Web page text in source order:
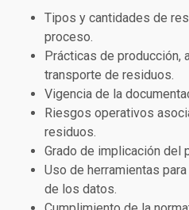
Tipos y cantidades de
proceso.
Prácticas de producción,
transporte de residuos.
Vigencia de la
Riesgos operativos
residuos.
Grado de implicación del
Uso de herramientas
de los datos.